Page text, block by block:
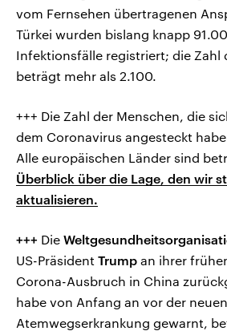
vom Fernsehen übertragenen
Türkei wurden bislang knapp
Infektionsfälle registriert; die Zahl
beträgt mehr als 2.100.
+++ Die Zahl der Menschen, die
dem Coronavirus angesteckt
Alle europäischen Länder sind
Überblick über die Lage, den wir
aktualisieren.
+++ Die
US-Präsident Trump an ihrer
Corona-Ausbruch in China
habe von Anfang an vor der neuen
Atemwegserkrankung gewarnt,